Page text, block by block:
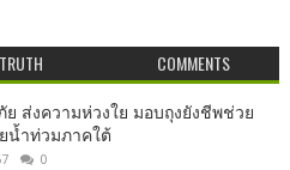
TRUTH COMMENTS
ย ส่งความห่วงใย มอบถุงยังชีพช่วย
น้ำท่วมภาคใต้
0